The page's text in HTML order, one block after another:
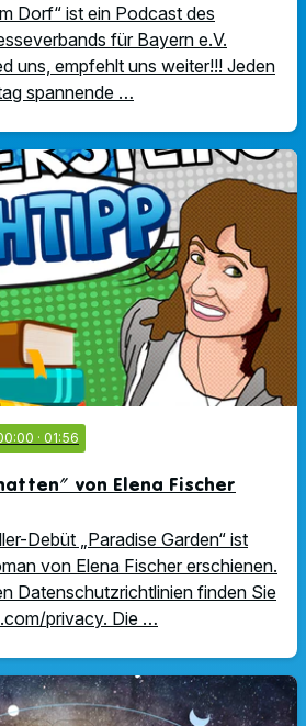
Dorf“ ist ein Podcast des
für Bayern e.V.
uns, empfehlt uns weiter!!! Jeden
spannende …
· 01:56
von Elena Fischer
Debüt „Paradise Garden“ ist
von Elena Fischer erschienen.
Datenschutzrichtlinien finden Sie
privacy. Die …